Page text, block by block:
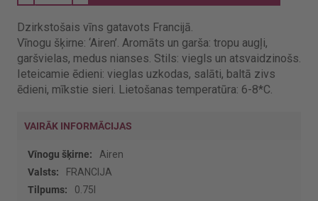
Dzirkstošais vīns gatavots Francijā.
Vīnogu šķirne: ‘Airen’. Aromāts un garša: tropu augļi,
garšvielas, medus nianses. Stils: viegls un atsvaidzinošs.
Ieteicamie ēdieni: vieglas uzkodas, salāti, baltā zivs
ēdieni, mīkstie sieri. Lietošanas temperatūra: 6-8*C.
VAIRĀK INFORMĀCIJAS
Vairāk
informācijas
Airen
FRANCIJA
0.75l